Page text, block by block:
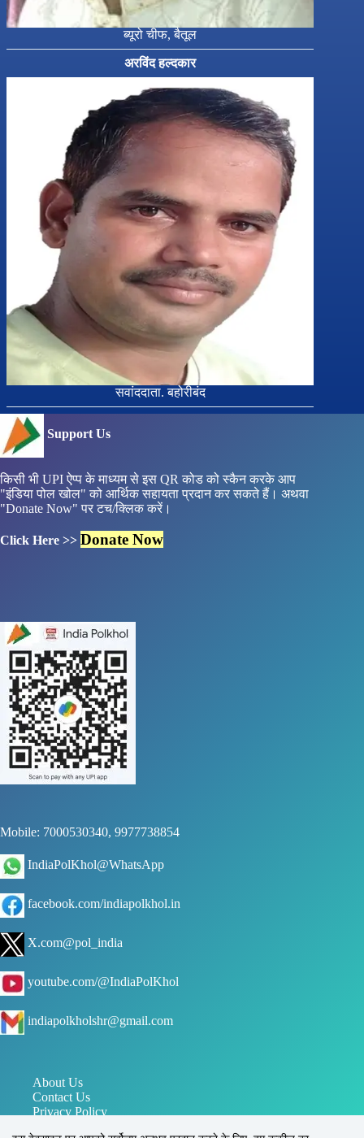
ब्यूरो चीफ, बैतूल
अरविंद हल्दकार
सवांददाता. बहोरीबंद
Support Us
किसी भी UPI ऐप्प के माध्यम से इस QR कोड को स्कैन करके आप
"इंडिया पोल खोल" को आर्थिक सहायता प्रदान कर सकते हैं। अथवा
"Donate Now" पर टच/क्लिक करें।
Click Here >> Donate Now
Mobile: 7000530340, 9977738854
IndiaPolKhol@WhatsApp
facebook.com/indiapolkhol.in
X.com@pol_india
youtube.com/@IndiaPolKhol
indiapolkholshr@gmail.com
About Us
Contact Us
Privacy Policy